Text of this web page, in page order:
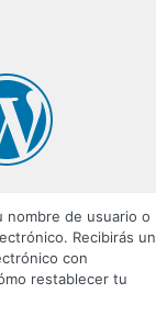
nombre de usuario o
Recibirás un
con
restablecer tu